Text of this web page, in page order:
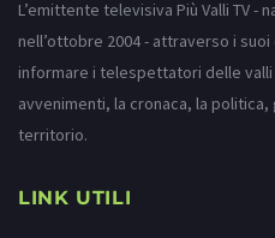
L’emittente televisiva Più Valli TV -
nell’ottobre 2004 - attraverso i
informare i telespettatori delle
avvenimenti, la cronaca, la
territorio.
LINK UTILI